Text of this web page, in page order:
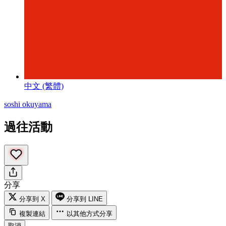
中文 (繁體)
soshi okuyama
過往活動
分享
分享到 X
分享到 LINE
複製連結
以其他方式分享